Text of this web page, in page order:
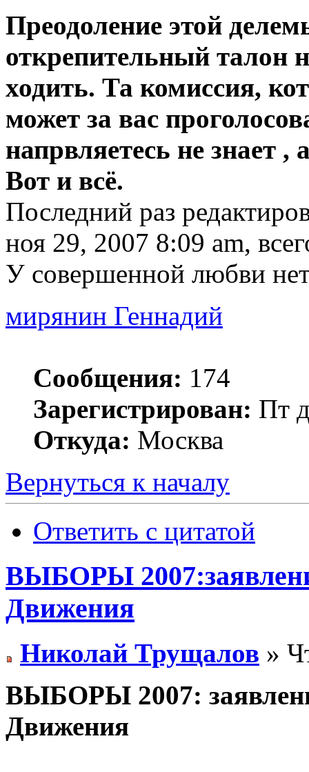
Преодоление этой
открепительный талон
ходить. Та комиссия,
может за вас
напрвляетесь не знает ,
Вот и всё.
Последний раз
ноя 29, 2007 8:09 am,
У совершенной любви
мирянин Геннадий
Сообщения: 174
Зарегистрирован: Пт
Откуда: Москва
Вернуться к началу
Ответить с цитатой
ВЫБОРЫ
Движения
Николай Трущалов »
ВЫБОРЫ 2007:
Движения